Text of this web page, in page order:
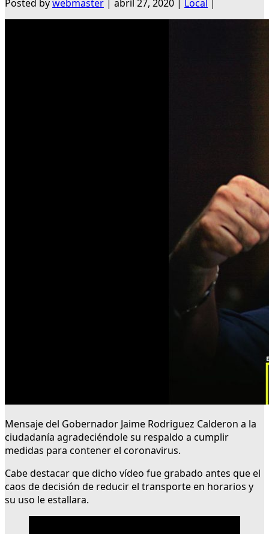
Posted bywebmaster | abril 27, 2020 | Local |
Mensaje del Gobernador Jaime Rodriguez Calderon a la
ciudadanía agradeciéndole su respaldo a cumplir
medidas para contener el coronavirus.
Cabe destacar que dicho vídeo fue grabado antes que el
caos de decisión de reducir el transporte en horarios y
su uso le estallara.